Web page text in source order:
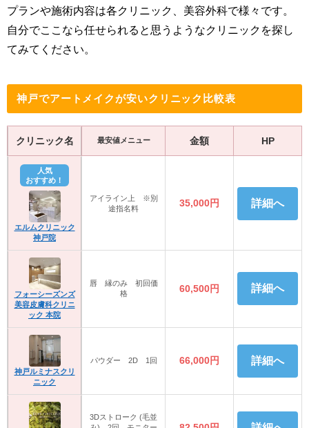
プランや施術内容は各クリニック、美容外科で様々です。
自分でここなら任せられると思うようなクリニックを探し
てみてください。
神戸でアートメイクが安いクリニック比較表
クリニック名 最安値メニュー 金額 HP
人気
おすすめ！
エルムクリニック
神戸院
アイライン上 ※別
途指名料
35,000円 詳細へ
フォーシーズンズ
美容皮膚科クリニ
ック 本院
唇 縁のみ 初回価
格
60,500円 詳細へ
神戸ルミナスクリ
ニック
パウダー 2D 1回 66,000円 詳細へ
3Dストローク (毛並